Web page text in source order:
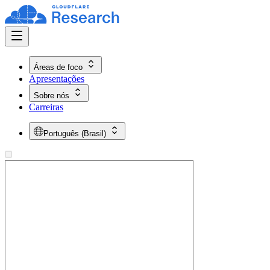
Áreas de foco
Apresentações
Sobre nós
Carreiras
Português (Brasil)